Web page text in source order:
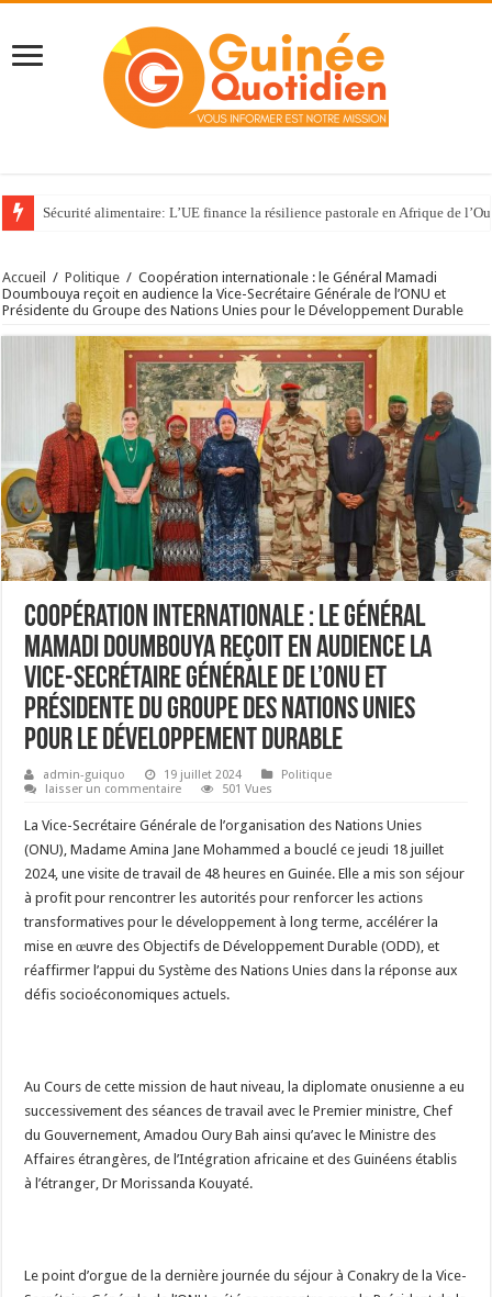
Sécurité alimentaire: L’UE finance la résilience pastorale en Afrique de
Accueil / Politique / Coopération internationale : le Général Mamadi
Doumbouya reçoit en audience la Vice-Secrétaire Générale de l’ONU et
Présidente du Groupe des Nations Unies pour le Développement Durable
Coopération internationale : le Général
Mamadi Doumbouya reçoit en audience la
Vice-Secrétaire Générale de l’ONU et
Présidente du Groupe des Nations Unies
pour le Développement Durable
admin-guiquo 19 juillet 2024
Politique
laisser un commentaire
501 Vues
La Vice-Secrétaire Générale de l’organisation des Nations Unies
(ONU), Madame Amina Jane Mohammed a bouclé ce jeudi 18 juillet
2024, une visite de travail de 48 heures en Guinée. Elle a mis son séjour
à profit pour rencontrer les autorités pour renforcer les actions
transformatives pour le développement à long terme, accélérer la
mise en œuvre des Objectifs de Développement Durable (ODD), et
réaffirmer l’appui du Système des Nations Unies dans la réponse aux
défis socioéconomiques actuels.
Au Cours de cette mission de haut niveau, la diplomate onusienne a eu
successivement des séances de travail avec le Premier ministre, Chef
du Gouvernement, Amadou Oury Bah ainsi qu’avec le Ministre des
Affaires étrangères, de l’Intégration africaine et des Guinéens établis
à l’étranger, Dr Morissanda Kouyaté.
Le point d’orgue de la dernière journée du séjour à Conakry de la Vice-